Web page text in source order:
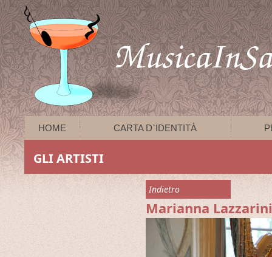
HOME CARTA D`IDENTITÀ
GLI ARTISTI
Indietro
Marianna Lazzarini